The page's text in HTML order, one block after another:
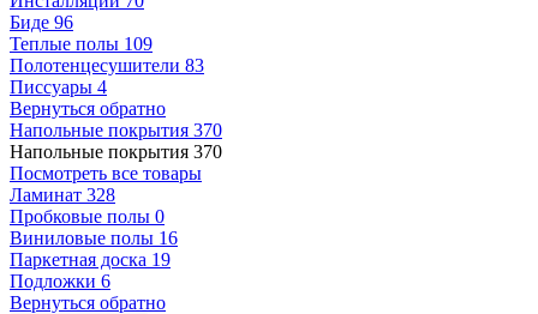
Биде 96
Теплые полы 109
Полотенцесушители 83
Писсуары 4
Вернуться обратно
Напольные покрытия 370
Напольные покрытия 370
Посмотреть все товары
Ламинат 328
Пробковые полы 0
Виниловые полы 16
Паркетная доска 19
Подложки 6
Вернуться обратно